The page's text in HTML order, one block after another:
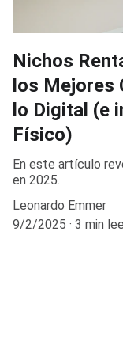
Nichos
los Mejores
lo Digital (e
Físico)
En este artículo
en 2025.
Leonardo Emmer
9/2/2025
3 min